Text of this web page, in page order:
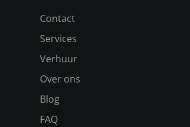
Contact
Services
Verhuur
Over ons
Blog
FAQ